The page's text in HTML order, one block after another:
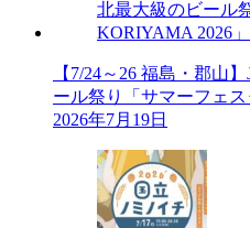
【7/24～26 福島・郡山
ール祭り「サマーフェ
2026年7月19日